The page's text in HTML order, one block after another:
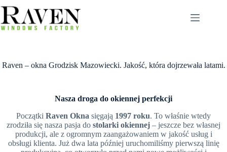
do
treści
Raven – okna Grodzisk Mazowiecki. Jakość, która dojrzewała latami.
Nasza droga do okiennej perfekcji
Początki Raven Okna sięgają 1997 roku. To właśnie wtedy
zrodziła się nasza pasja do stolarki okiennej – jeszcze bez własnej
produkcji, ale z ogromnym zaangażowaniem w jakość usług i
obsługi klienta. Już dwa lata później uruchomiliśmy pierwszą linię